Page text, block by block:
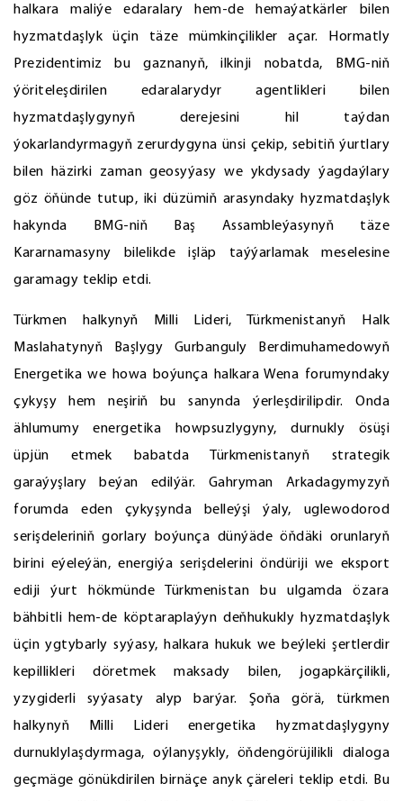
halkara maliýe edaralary hem-de hemaýatkärler bilen
hyzmatdaşlyk üçin täze mümkinçilikler açar. Hormatly
Prezidentimiz bu gaznanyň, ilkinji nobatda, BMG-niň
ýöriteleşdirilen edaralarydyr agentlikleri bilen
hyzmatdaşlygynyň derejesini hil taýdan
ýokarlandyrmagyň zerurdygyna ünsi çekip, sebitiň ýurtlary
bilen häzirki zaman geosyýasy we ykdysady ýagdaýlary
göz öňünde tutup, iki düzümiň arasyndaky hyzmatdaşlyk
hakynda BMG-niň Baş Assambleýasynyň täze
Kararnamasyny bilelikde işläp taýýarlamak meselesine
garamagy teklip etdi.
Türkmen halkynyň Milli Lideri, Türkmenistanyň Halk
Maslahatynyň Başlygy Gurbanguly Berdimuhamedowyň
Energetika we howa boýunça halkara Wena forumyndaky
çykyşy hem neşiriň bu sanynda ýerleşdirilipdir. Onda
ählumumy energetika howpsuzlygyny, durnukly ösüşi
üpjün etmek babatda Türkmenistanyň strategik
garaýyşlary beýan edilýär. Gahryman Arkadagymyzyň
forumda eden çykyşynda belleýşi ýaly, uglewodorod
serişdeleriniň gorlary boýunça dünýäde öňdäki orunlaryň
birini eýeleýän, energiýa serişdelerini öndüriji we eksport
ediji ýurt hökmünde Türkmenistan bu ulgamda özara
bähbitli hem-de köptaraplaýyn deňhukukly hyzmatdaşlyk
üçin ygtybarly syýasy, halkara hukuk we beýleki şertlerdir
kepillikleri döretmek maksady bilen, jogapkärçilikli,
yzygiderli syýasaty alyp barýar. Şoňa görä, türkmen
halkynyň Milli Lideri energetika hyzmatdaşlygyny
durnuklylaşdyrmaga, oýlanyşykly, öňdengörüjilikli dialoga
geçmäge gönükdirilen birnäçe anyk çäreleri teklip etdi. Bu